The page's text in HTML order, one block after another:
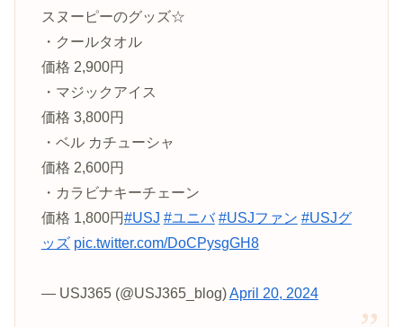
スヌーピーのグッズ☆
・クールタオル
価格 2,900円
・マジックアイス
価格 3,800円
・ベル カチューシャ
価格 2,600円
・カラビナキーチェーン
価格 1,800円#USJ #ユニバ #USJファン #USJグ
ッズ pic.twitter.com/DoCPysgGH8
— USJ365 (@USJ365_blog)April 20, 2024